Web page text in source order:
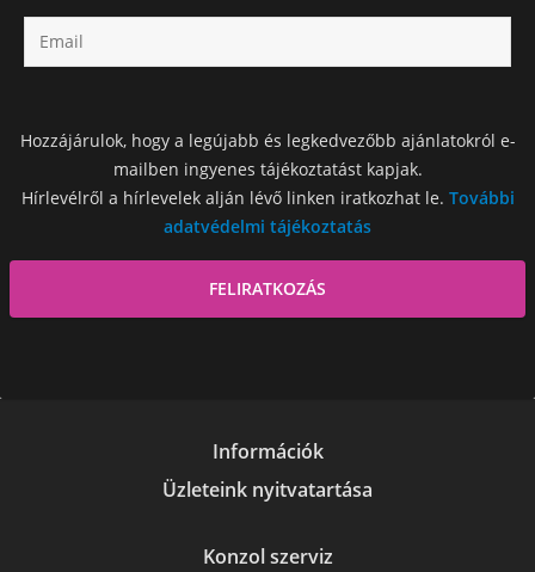
Hozzájárulok, hogy a legújabb és legkedvezőbb ajánlatokról e-
mailben ingyenes tájékoztatást kapjak.
Hírlevélről a hírlevelek alján lévő linken iratkozhat le. További
adatvédelmi tájékoztatás
Információk
Üzleteink nyitvatartása
Konzol szerviz